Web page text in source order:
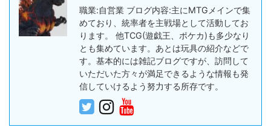
職業:自営業 ブログ内容:主にMTGメインで集
めており、統率者を主戦場として活動してお
ります。 他TCG(遊戯王、ポケカ)も多少なり
とも集めています。あとは玩具の紹介などで
す。基本的には雑記ブログですが、訪問して
いただいた方々が満足できるような情報も発
信していけるよう努力する所存です。